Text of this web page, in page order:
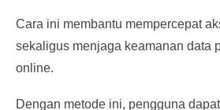
Cara ini membantu mempercepat
sekaligus menjaga keamanan data
online.
Dengan metode ini, pengguna